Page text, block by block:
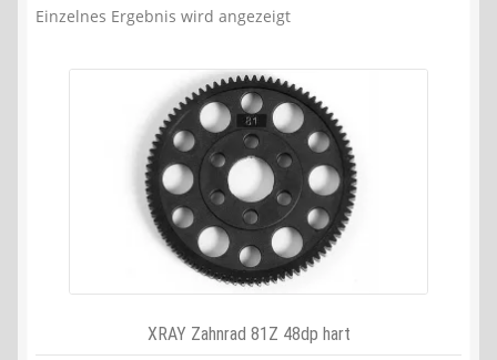
Einzelnes Ergebnis wird angezeigt
XRAY Zahnrad 81Z 48dp hart